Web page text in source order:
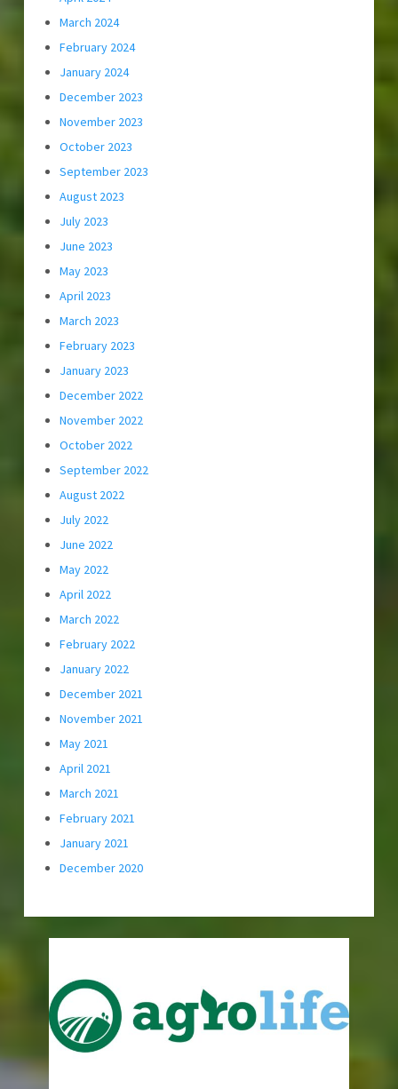
March 2024
February 2024
January 2024
December 2023
November 2023
October 2023
September 2023
August 2023
July 2023
June 2023
May 2023
April 2023
March 2023
February 2023
January 2023
December 2022
November 2022
October 2022
September 2022
August 2022
July 2022
June 2022
May 2022
April 2022
March 2022
February 2022
January 2022
December 2021
November 2021
May 2021
April 2021
March 2021
February 2021
January 2021
December 2020